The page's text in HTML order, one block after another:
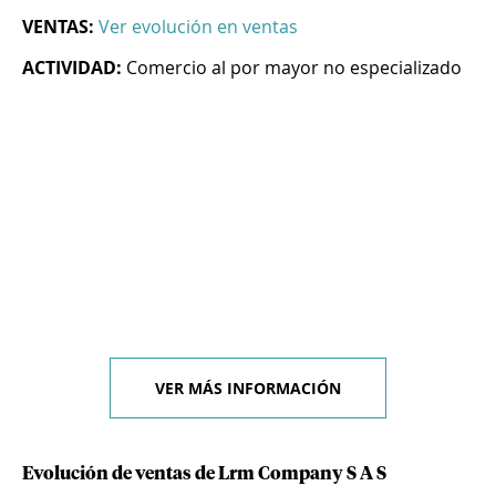
VENTAS: Ver evolución en ventas
ACTIVIDAD: Comercio al por mayor no especializado
VER MÁS INFORMACIÓN
Evolución de ventas de Lrm Company S A S